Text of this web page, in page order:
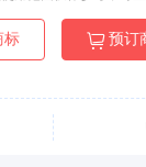
标 预订